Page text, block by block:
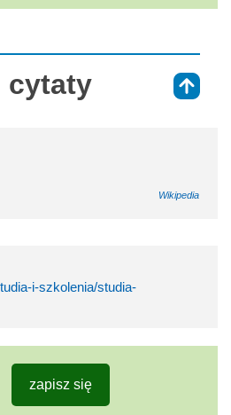
cytaty
Wikipedia
i-szkolenia/studia-
zapisz się